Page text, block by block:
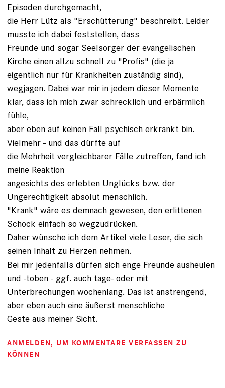
Episoden durchgemacht,
die Herr Lütz als "Erschütterung" beschreibt. Leider
musste ich dabei feststellen, dass
Freunde und sogar Seelsorger der evangelischen
Kirche einen allzu schnell zu "Profis" (die ja
eigentlich nur für Krankheiten zuständig sind),
wegjagen. Dabei war mir in jedem dieser Momente
klar, dass ich mich zwar schrecklich und erbärmlich
fühle,
aber eben auf keinen Fall psychisch erkrankt bin.
Vielmehr - und das dürfte auf
die Mehrheit vergleichbarer Fälle zutreffen, fand ich
meine Reaktion
angesichts des erlebten Unglücks bzw. der
Ungerechtigkeit absolut menschlich.
"Krank" wäre es demnach gewesen, den erlittenen
Schock einfach so wegzudrücken.
Daher wünsche ich dem Artikel viele Leser, die sich
seinen Inhalt zu Herzen nehmen.
Bei mir jedenfalls dürfen sich enge Freunde ausheulen
und -toben - ggf. auch tage- oder mit
Unterbrechungen wochenlang. Das ist anstrengend,
aber eben auch eine äußerst menschliche
Geste aus meiner Sicht.
ANMELDEN, UM KOMMENTARE VERFASSEN ZU
KÖNNEN